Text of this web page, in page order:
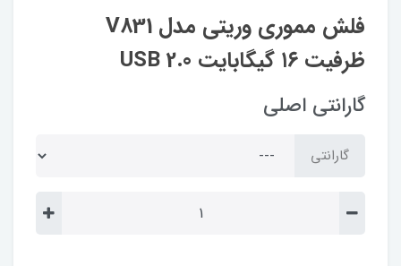
فلش مموری وریتی مدل V831
ظرفیت ۱۶ گیگابایت USB 2.0
گارانتی اصلی
گارانتی